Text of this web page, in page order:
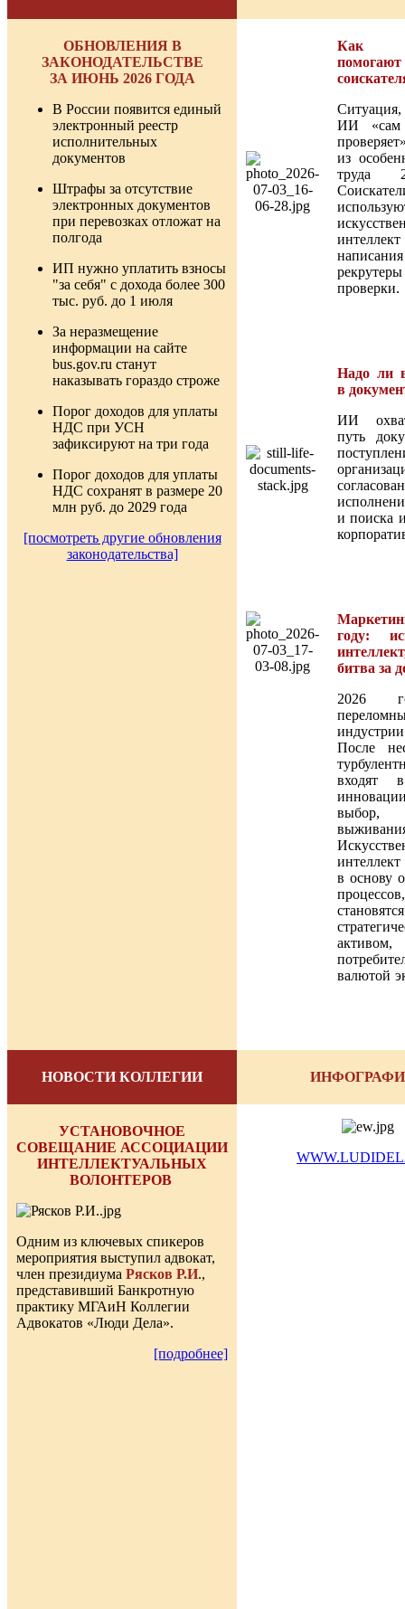
ОБНОВЛЕНИЯ В
ЗАКОНОДАТЕЛЬСТВЕ
ЗА ИЮНЬ 2026 ГОДА
В России появится единый
электронный реестр
исполнительных
документов
Штрафы за отсутствие
электронных документов
при перевозках отложат на
полгода
ИП нужно уплатить взносы
"за себя" с дохода более 300
тыс. руб. до 1 июля
За неразмещение
информации на сайте
bus.gov.ru станут
наказывать гораздо строже
Порог доходов для уплаты
НДС при УСН
зафиксируют на три года
Порог доходов для уплаты
НДС сохранят в размере 20
млн руб. до 2029 года
[посмотреть другие обновления
законодательства]
Как
ИИ «сам
из
труда
проверки.
Надо ли
в
ИИ
путь
и поиска
году:
битва за
2026
После
входят
выбор,
интеллект
в основу
становятся
валютой
НОВОСТИ КОЛЛЕГИИ
УСТАНОВОЧНОЕ
СОВЕЩАНИЕ АССОЦИАЦИИ
ИНТЕЛЛЕКТУАЛЬНЫХ
ВОЛОНТЕРОВ
Одним из ключевых спикеров
мероприятия выступил адвокат,
член президиума Рясков Р.И.,
представивший Банкротную
практику МГАиН Коллегии
Адвокатов «Люди Дела».
[подробнее]